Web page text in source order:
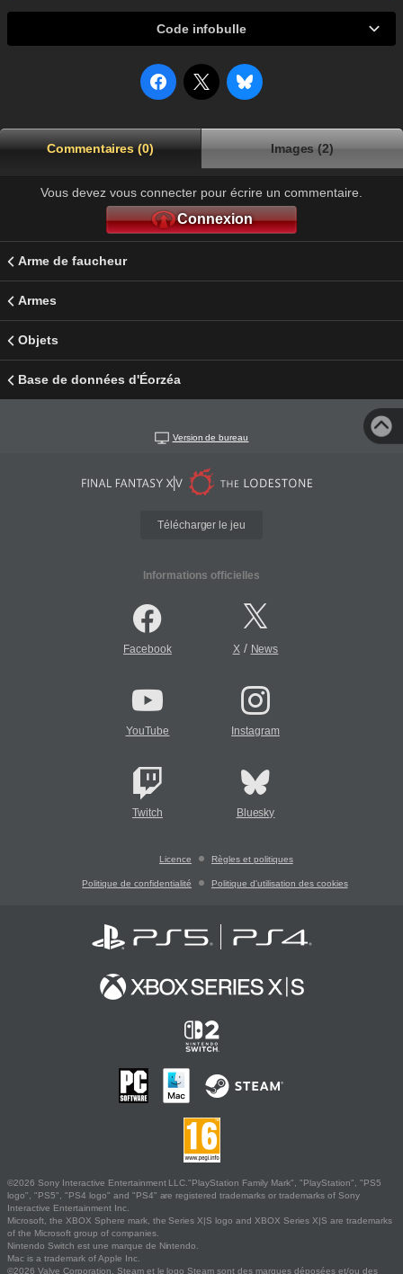
Code infobulle
Commentaires (0) Images (2)
Vous devez vous connecter pour écrire un commentaire.
Connexion
Arme de faucheur
Armes
Objets
Base de données d'Éorzéa
Version de bureau
Télécharger le jeu
Informations officielles
Facebook X/ News
YouTube Instagram
Twitch Bluesky
Licence Règles et politiques
Politique de confidentialité Politique d'utilisation des cookies
©2026 Sony Interactive Entertainment LLC."PlayStation Family Mark", "PlayStation", "PS5
logo", "PS5", "PS4 logo" and "PS4" are registered trademarks or trademarks of Sony
Interactive Entertainment Inc.
Microsoft, the XBOX Sphere mark, the Series X|S logo and XBOX Series X|S are trademarks
of the Microsoft group of companies.
Nintendo Switch est une marque de Nintendo.
Mac is a trademark of Apple Inc.
©2026 Valve Corporation. Steam et le logo Steam sont des marques déposées et/ou des